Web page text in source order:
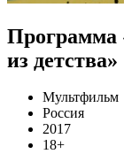
Программа
из детства»
Мультфильм
Россия
2017
18+